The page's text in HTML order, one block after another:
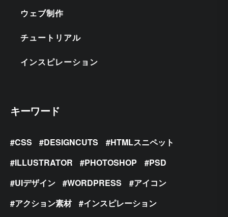
ウェブ制作
チュートリアル
インスピレーション
キーワード
CSS DESIGNCUTS
HTMLスニペット
ILLUSTRATOR
PHOTOSHOP
PSD
UIデザイン
WORDPRESS
アイコン
アクション素材
インスピレーション